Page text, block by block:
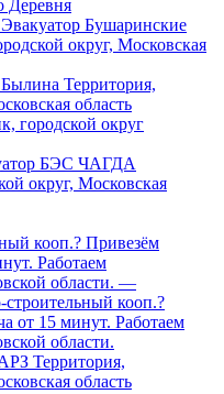
Деревня
Бушаринские
округ, Московская
Территория,
область
городской округ
БЭС ЧАГДА
округ, Московская
кооп.? Привезём
Работаем
области. —
кооп.?
от 15 минут. Работаем
области.
Территория,
область